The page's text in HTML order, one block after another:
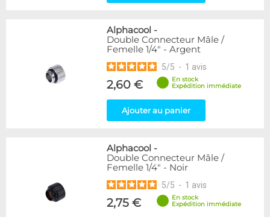
Alphacool -
Double Connecteur Mâle /
Femelle 1/4" - Argent
5/5 - 1 avis
2,60 €
En stock
Expédition immédiate
Ajouter au panier
Alphacool -
Double Connecteur Mâle /
Femelle 1/4" - Noir
5/5 - 1 avis
2,75 €
En stock
Expédition immédiate